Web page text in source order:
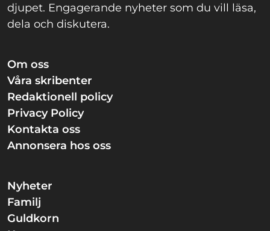
djupet. Engagerande nyheter som du vill läsa,
dela och diskutera.
Om oss
Våra skribenter
Redaktionell policy
Privacy Policy
Kontakta oss
Annonsera hos oss
Nyheter
Familj
Guldkorn